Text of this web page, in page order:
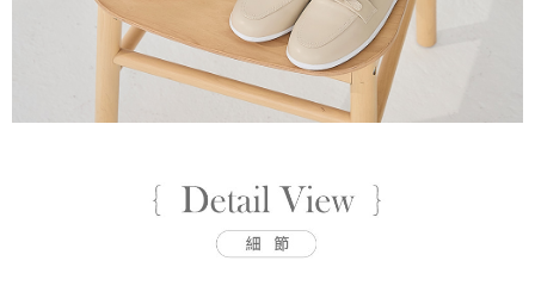
恩沛科技股份有限公司將有權停止該用戶之使用額度並採取法律行動。
每筆NT$80，滿NT$799(含以上)免運費